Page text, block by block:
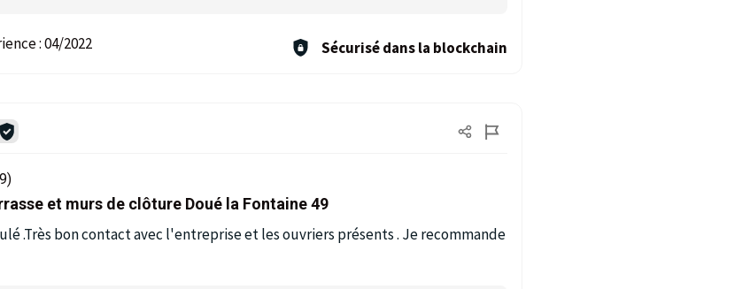
:04/2022 Sécurisé dans la blockchain
et murs de clôture Doué la Fontaine 49
.Très bon contact avec l'entreprise et les ouvriers présents . Je recommande